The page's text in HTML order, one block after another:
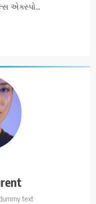
text
એક્સ્પો…